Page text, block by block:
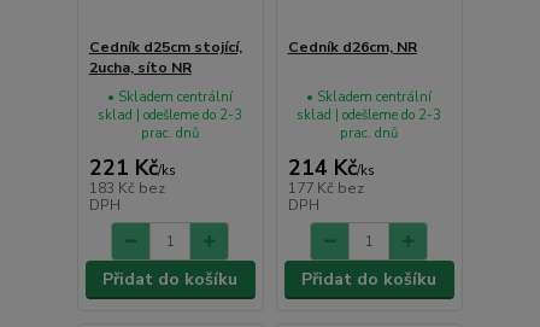
Cedník d25cm stojící,
2ucha, síto NR
221 Kč/ks
183 Kč bez
DPH
• Skladem centrální
sklad | odešleme do 2-3
prac. dnů
Přidat do košíku
Cedník d26cm, NR
214 Kč/ks
177 Kč bez
DPH
• Skladem centrální
sklad | odešleme do 2-3
prac. dnů
Přidat do košíku